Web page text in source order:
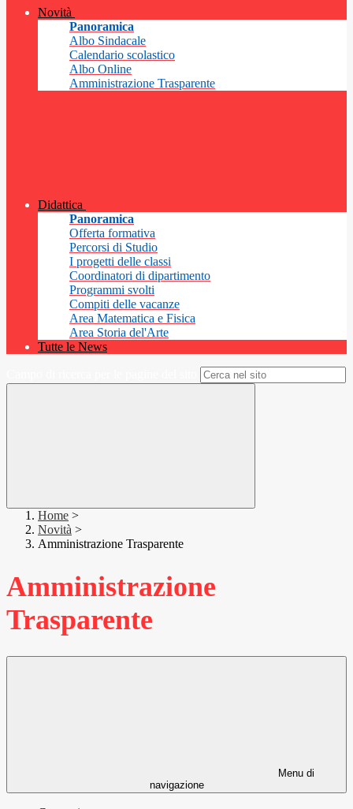
Novità
Panoramica
Albo Sindacale
Calendario scolastico
Albo Online
Amministrazione Trasparente
Didattica
Panoramica
Offerta formativa
Percorsi di Studio
I progetti delle classi
Coordinatori di dipartimento
Programmi svolti
Compiti delle vacanze
Area Matematica e Fisica
Area Storia del'Arte
Tutte le News
Home >
Novità >
Amministrazione Trasparente
Amministrazione
Trasparente
Menu di
navigazione